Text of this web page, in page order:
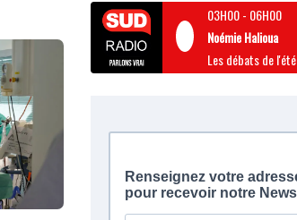
03H00- 06H00
Noémie Halioua
Les débats de l'été